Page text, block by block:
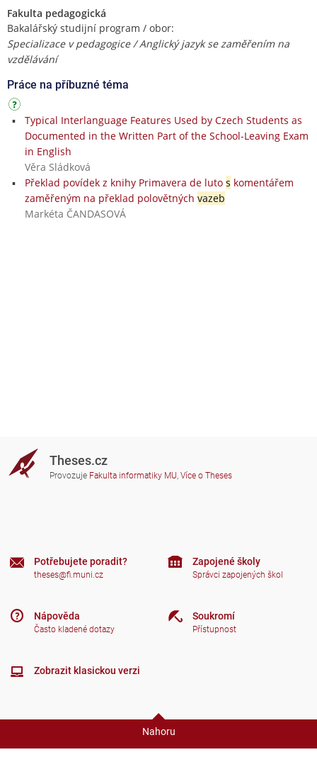
Fakulta pedagogická
Bakalářský studijní program / obor:
Specializace v pedagogice / Anglický jazyk se zaměřením na
vzdělávání
Práce na příbuzné téma
Typical Interlanguage Features Used by Czech Students as
Documented in the Written Part of the School-Leaving Exam
in English
Věra Sládková
Překlad povídek z knihy Primavera de luto s komentářem
zaměřeným na překlad polovětných vazeb
Markéta ČANDASOVÁ
Theses.cz
Provozuje Fakulta informatiky MU, Více o Theses
Potřebujete poradit?
theses@fi.muni.cz
Nápověda
Často kladené dotazy
Zapojené školy
Správci zapojených škol
Soukromí
Přístupnost
Zobrazit klasickou verzi
Nahoru